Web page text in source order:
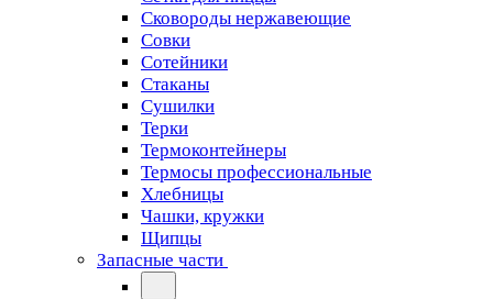
Сковороды нержавеющие
Совки
Сотейники
Стаканы
Сушилки
Терки
Термоконтейнеры
Термосы профессиональные
Хлебницы
Чашки, кружки
Щипцы
Запасные части